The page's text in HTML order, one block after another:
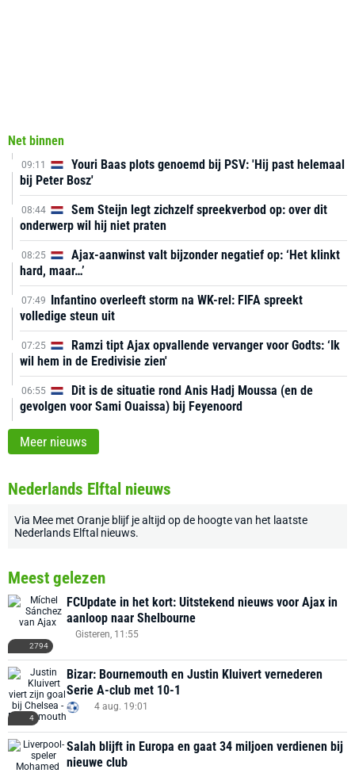
Net binnen
09:11
Youri Baas plots genoemd bij PSV: 'Hij past helemaal
bij Peter Bosz'
08:44
Sem Steijn legt zichzelf spreekverbod op: over dit
onderwerp wil hij niet praten
08:25
Ajax-aanwinst valt bijzonder negatief op: ‘Het klinkt
hard, maar…’
07:49 Infantino overleeft storm na WK-rel: FIFA spreekt
volledige steun uit
07:25
Ramzi tipt Ajax opvallende vervanger voor Godts: ‘Ik
wil hem in de Eredivisie zien'
06:55
Dit is de situatie rond Anis Hadj Moussa (en de
gevolgen voor Sami Ouaissa) bij Feyenoord
Meer nieuws
Nederlands Elftal nieuws
Via Mee met Oranje blijf je altijd op de hoogte van het laatste
Nederlands Elftal nieuws.
Meest gelezen
2794
FCUpdate in het kort: Uitstekend nieuws voor Ajax in
aanloop naar Shelbourne
Gisteren, 11:55
4
Bizar: Bournemouth en Justin Kluivert vernederen
Serie A-club met 10-1
4 aug. 19:01
Salah blijft in Europa en gaat 34 miljoen verdienen bij
nieuwe club